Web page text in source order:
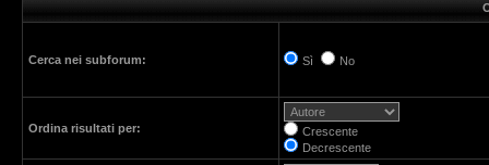
Cerca nei subforum: Sì No
Ordina risultati per:
Crescente
Decrescente